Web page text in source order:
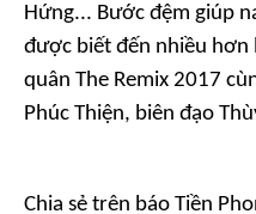
Hứng... Bước đệm giúp
được biết đến nhiều hơn
quân The Remix 2017
Phúc Thiện, biên đạo
Chia sẻ trên báo Tiền